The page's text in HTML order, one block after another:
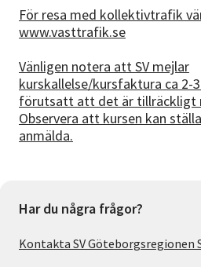
För resa med kollektivtrafik
www.vasttrafik.se
Vänligen notera att SV mejlar
kurskallelse/kursfaktura ca 2-
förutsatt att det är tillräckligt
Observera att kursen kan
anmälda.
Har du några frågor?
Kontakta SV Göteborgsregionen